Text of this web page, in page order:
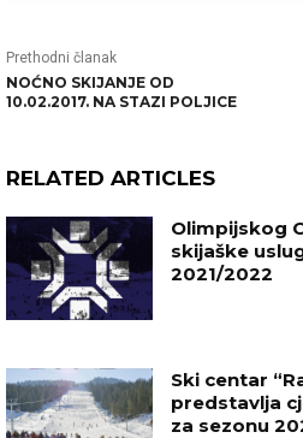
Prethodni članak
NOĆNO SKIJANJE OD
10.02.2017. NA STAZI POLJICE
RELATED ARTICLES
Olimpijskog
skijaške
2021/2022
Ski centar
predstavlja
za sezonu